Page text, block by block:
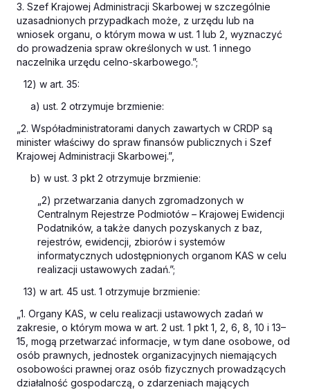
3. Szef Krajowej Administracji Skarbowej w szczególnie
uzasadnionych przypadkach może, z urzędu lub na
wniosek organu, o którym mowa w ust. 1 lub 2, wyznaczyć
do prowadzenia spraw określonych w ust. 1 innego
naczelnika urzędu celno-skarbowego.”;
12) w art. 35:
a) ust. 2 otrzymuje brzmienie:
„2. Współadministratorami danych zawartych w CRDP są
minister właściwy do spraw finansów publicznych i Szef
Krajowej Administracji Skarbowej.”,
b) w ust. 3 pkt 2 otrzymuje brzmienie:
„2) przetwarzania danych zgromadzonych w
Centralnym Rejestrze Podmiotów – Krajowej Ewidencji
Podatników, a także danych pozyskanych z baz,
rejestrów, ewidencji, zbiorów i systemów
informatycznych udostępnionych organom KAS w celu
realizacji ustawowych zadań.”;
13) w art. 45 ust. 1 otrzymuje brzmienie:
„1. Organy KAS, w celu realizacji ustawowych zadań w
zakresie, o którym mowa w art. 2 ust. 1 pkt 1, 2, 6, 8, 10 i 13–
15, mogą przetwarzać informacje, w tym dane osobowe, od
osób prawnych, jednostek organizacyjnych niemających
osobowości prawnej oraz osób fizycznych prowadzących
działalność gospodarczą, o zdarzeniach mających